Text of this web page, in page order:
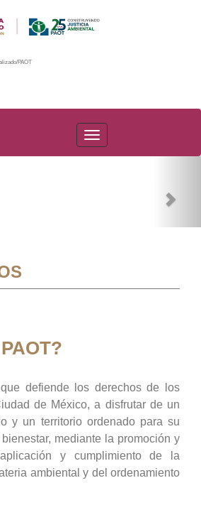
PAOT
PAOT
defiende los derechos de los
de México, a disfrutar de un
y un territorio ordenado para su
mediante la promoción y
y cumplimiento de la
ambiental y del ordenamiento